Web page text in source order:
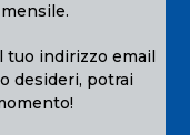
tuo indirizzo email
desideri, potrai